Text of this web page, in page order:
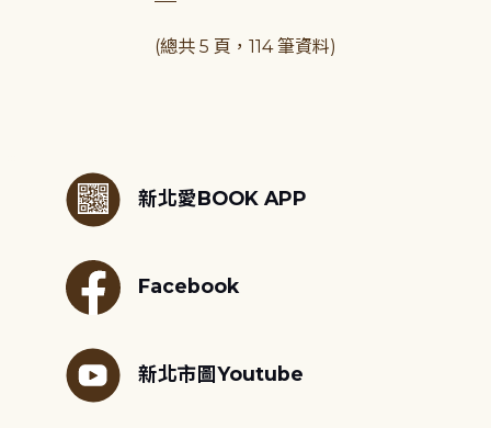
(總共 5 頁，114 筆資料)
新北愛BOOK APP
Facebook
新北市圖Youtube